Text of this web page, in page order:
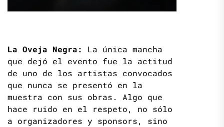
La Oveja Negra: La única mancha
que dejó el evento fue la actitud
de uno de los artistas convocados
que nunca se presentó en la
muestra con sus obras. Algo que
hace ruido en el respeto, no sólo
a organizadores y sponsors, sino